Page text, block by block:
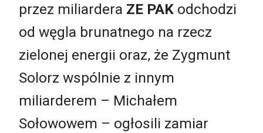
przez miliardera ZE PAK odchodzi
od węgla brunatnego na rzecz
zielonej energii oraz, że Zygmunt
Solorz wspólnie z innym
miliarderem – Michałem
Sołowowem – ogłosili zamiar